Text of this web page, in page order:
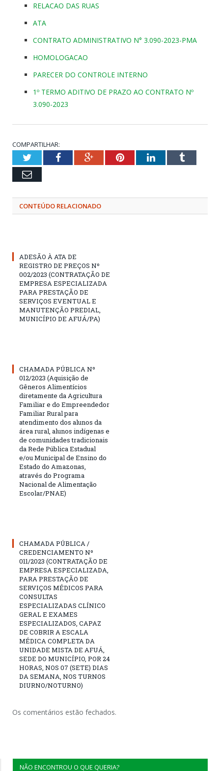
RELACAO DAS RUAS
ATA
CONTRATO ADMINISTRATIVO N° 3.090-2023-PMA
HOMOLOGACAO
PARECER DO CONTROLE INTERNO
1º TERMO ADITIVO DE PRAZO AO CONTRATO Nº
3.090-2023
COMPARTILHAR:
TwitterFacebookGoogle+PinterestLinkedInTumblr
Email
CONTEÚDO RELACIONADO
ADESÃO À ATA DE
REGISTRO DE PREÇOS Nº
002/2023 (CONTRATAÇÃO DE
EMPRESA ESPECIALIZADA
PARA PRESTAÇÃO DE
SERVIÇOS EVENTUAL E
MANUTENÇÃO PREDIAL,
MUNICÍPIO DE AFUÁ/PA)
CHAMADA PÚBLICA Nº
012/2023 (Aquisição de
Gêneros Alimentícios
diretamente da Agricultura
Familiar e do Empreendedor
Familiar Rural para
atendimento dos alunos da
área rural, alunos indígenas e
de comunidades tradicionais
da Rede Pública Estadual
e/ou Municipal de Ensino do
Estado do Amazonas,
através do Programa
Nacional de Alimentação
Escolar/PNAE)
CHAMADA PÚBLICA /
CREDENCIAMENTO Nº
011/2023 (CONTRATAÇÃO DE
EMPRESA ESPECIALIZADA,
PARA PRESTAÇÃO DE
SERVIÇOS MÉDICOS PARA
CONSULTAS
ESPECIALIZADAS CLÍNICO
GERAL E EXAMES
ESPECIALIZADOS, CAPAZ
DE COBRIR A ESCALA
MÉDICA COMPLETA DA
UNIDADE MISTA DE AFUÁ,
SEDE DO MUNICÍPIO, POR 24
HORAS, NOS 07 (SETE) DIAS
DA SEMANA, NOS TURNOS
DIURNO/NOTURNO)
Os comentários estão fechados.
NÃO ENCONTROU O QUE QUERIA?